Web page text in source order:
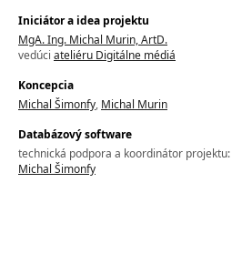
Iniciátor a idea projektu
MgA. Ing. Michal Murin, ArtD.
vedúci ateliéru Digitálne médiá
Koncepcia
Michal Šimonfy, Michal Murin
Databázový software
technická podpora a koordinátor projektu:
Michal Šimonfy